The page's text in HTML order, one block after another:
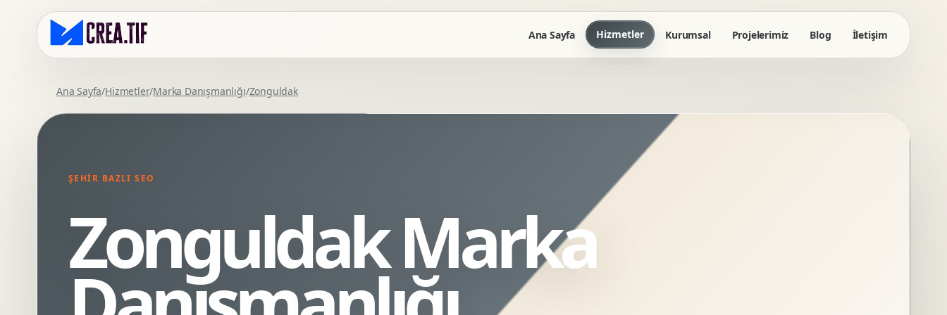
Ana Sayfa Hizmetler
Kurumsal Web Tasarim
SEO Uyumlu Web Tasarim
Webflow Web Tasarim
Framer Web Tasarim
Kurumsal Site Yenileme
Dashboard UI Tasarimi
Conversion UX Optimizasyonu
Kurumsal Dokuman Tasarimi
Ofis Ici Gorsel Kimlik
Kurumsal Katalog Tasarimi
Kurumsal Projelerimiz Blog İletişim
Ana Sayfa/Hizmetler/Marka Danışmanlığı/Zonguldak
ŞEHIR BAZLI SEO
Zonguldak Marka